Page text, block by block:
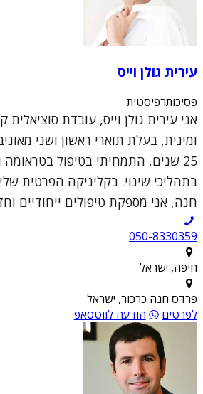
עירית גולן וייס
פסיכותרפיסטית
אני עירית גולן וייס, עובדת סוציאלית
ומינית, בעלת תוארי ראשון ושני
25 שנים, התמחיתי בטיפול בטראומה
בתהליכי שינוי. בקליניקה הפרטית
חנה, אני מספקת טיפולים ייחודיים
050-8330359
חיפה, ישראל
פרדס חנה כרכור, ישראל
לפרטים
הודעה לווטסאפ